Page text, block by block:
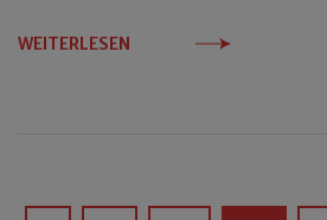
WEITERLESEN